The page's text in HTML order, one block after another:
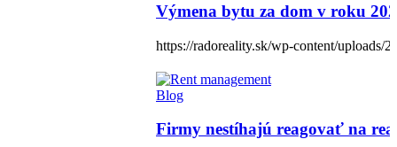
Výmena bytu za dom v roku
https://radoreality.sk/wp-content/uploads/
Blog
Firmy nestíhajú reagovať na